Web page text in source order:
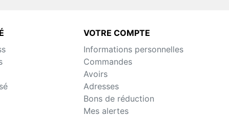
VOTRE COMPTE
Informations personnelles
Commandes
Avoirs
Adresses
Bons de réduction
Mes alertes